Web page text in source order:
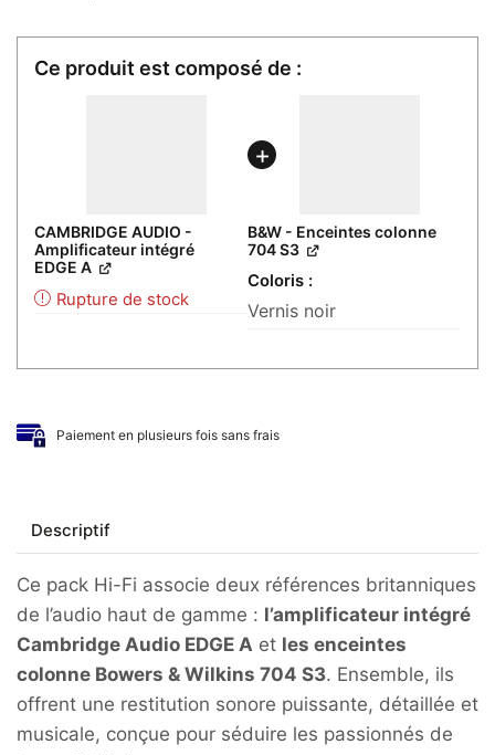
CAMBRIDGE AUDIO -
Amplificateur intégré
EDGE A
Rupture de stock
B&W - Enceintes colonne
704 S3
Coloris
Vernis noir
Paiement en plusieurs fois sans frais
Descriptif
Ce pack Hi-Fi associe deux références britanniques
de l’audio haut de gamme : l’amplificateur intégré
Cambridge Audio EDGE A et les enceintes
colonne Bowers & Wilkins 704 S3. Ensemble, ils
offrent une restitution sonore puissante, détaillée et
musicale, conçue pour séduire les passionnés de